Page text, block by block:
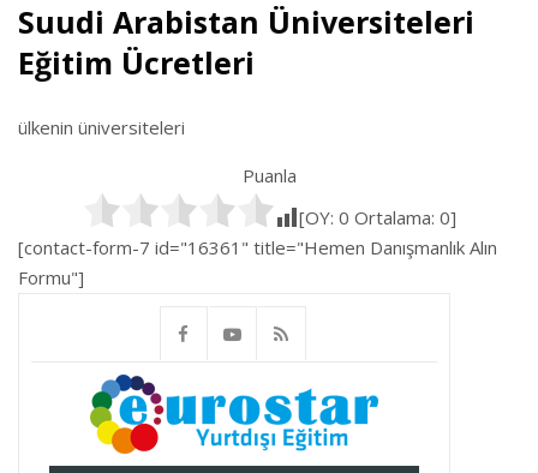
Suudi Arabistan Üniversiteleri
Eğitim Ücretleri
ülkenin üniversiteleri
Puanla
[OY: 0 Ortalama: 0]
[contact-form-7 id="16361" title="Hemen Danışmanlık Alın
Formu"]